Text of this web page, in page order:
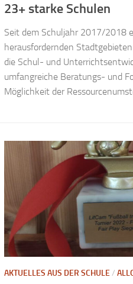
23+ starke Schulen
Seit dem Schuljahr 2017/2018
herausfordernden
die Schul- und
umfangreiche Beratungs- und
Möglichkeit der
AKTUELLES AUS DER SCHULE/